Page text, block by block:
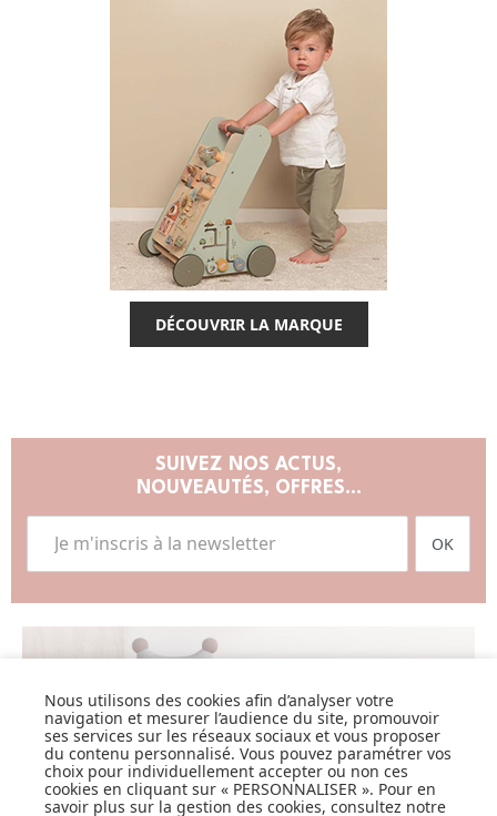
DÉCOUVRIR LA MARQUE
SUIVEZ NOS ACTUS,
NOUVEAUTÉS, OFFRES...
OK
LISTE DE NAISSANCE
JE DÉCOUVRE
Nous utilisons des cookies afin d’analyser votre
navigation et mesurer l’audience du site, promouvoir
ses services sur les réseaux sociaux et vous proposer
du contenu personnalisé. Vous pouvez paramétrer vos
choix pour individuellement accepter ou non ces
cookies en cliquant sur « PERSONNALISER ». Pour en
savoir plus sur la gestion des cookies, consultez notre